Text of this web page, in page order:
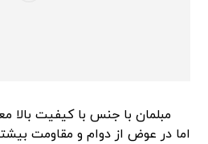
مبلمان با جنس با کیفیت بالا
اما در عوض از دوام و مقاومت